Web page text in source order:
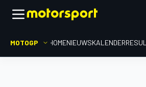
MOTOGP HOMENIEUWSKALENDER